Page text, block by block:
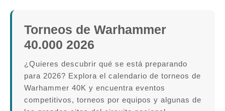
Torneos de Warhammer
40.000 2026
¿Quieres descubrir qué se está preparando
para 2026? Explora el calendario de torneos de
Warhammer 40K y encuentra eventos
competitivos, torneos por equipos y algunas de